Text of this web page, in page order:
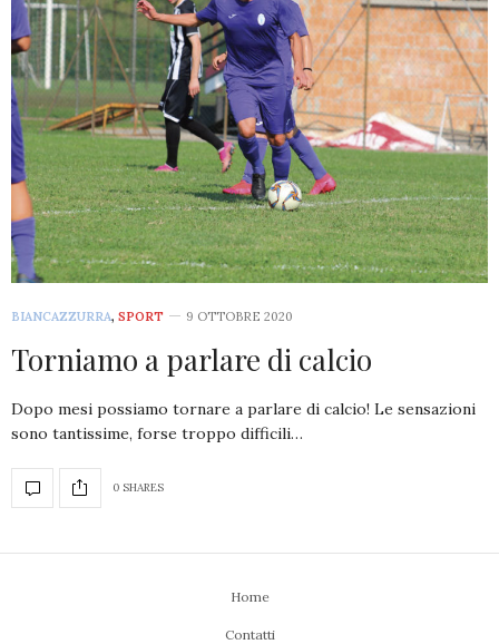
BIANCAZZURRA, SPORT 9 OTTOBRE 2020
Torniamo a parlare di calcio
Dopo mesi possiamo tornare a parlare di calcio! Le sensazioni
sono tantissime, forse troppo difficili…
0 SHARES
Home
Contatti